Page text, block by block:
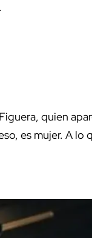
quien
es mujer. A lo